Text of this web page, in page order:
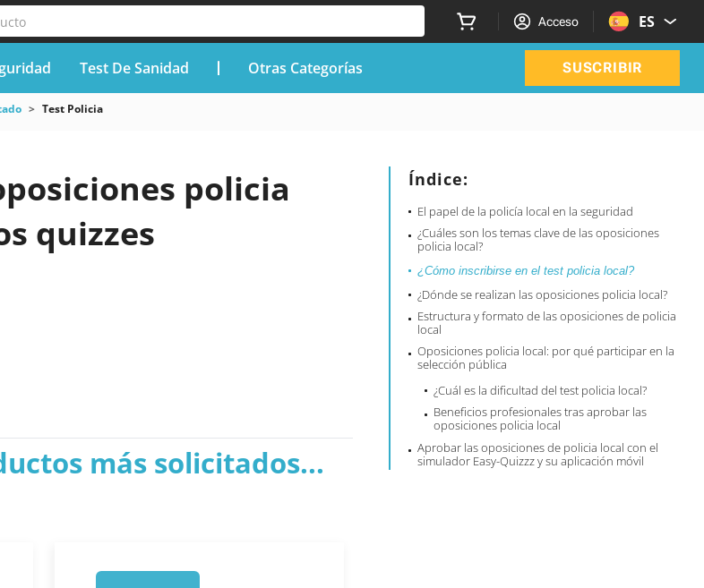
Acceso ES
Test De Sanidad Otras Categorías SUSCRIBIR
Test Policia
Índice:
El papel de la policía local en la seguridad
¿Cuáles son los temas clave de las oposiciones
policia local?
¿Cómo inscribirse en el test policia local?
¿Dónde se realizan las oposiciones policia local?
Estructura y formato de las oposiciones de policia
local
Oposiciones policia local: por qué participar en la
selección pública
¿Cuál es la dificultad del test policia local?
Beneficios profesionales tras aprobar las
oposiciones policia local
Aprobar las oposiciones de policia local con el
simulador Easy-Quizzz y su aplicación móvil
policia
quizzes
más solicitados...